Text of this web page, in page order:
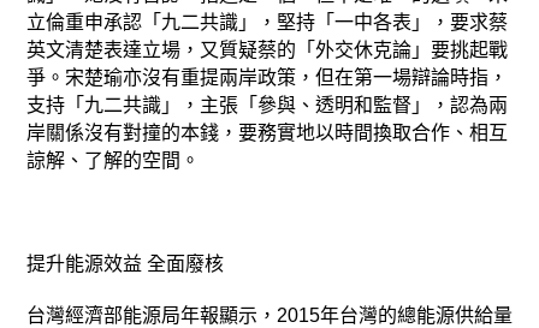
立倫重申承認「九二共識」，堅持「一中各表」，要求蔡
英文清楚表達立場，又質疑蔡的「外交休克論」要挑起戰
爭。宋楚瑜亦沒有重提兩岸政策，但在第一場辯論時指，
支持「九二共識」，主張「參與、透明和監督」，認為兩
岸關係沒有對撞的本錢，要務實地以時間換取合作、相互
諒解、了解的空間。
提升能源效益 全面廢核
台灣經濟部能源局年報顯示，2015年台灣的總能源供給量